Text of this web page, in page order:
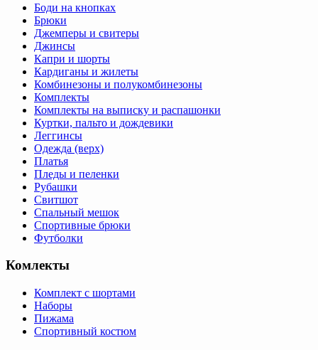
Боди на кнопках
Брюки
Джемперы и свитеры
Джинсы
Капри и шорты
Кардиганы и жилеты
Комбинезоны и полукомбинезоны
Комплекты
Комплекты на выписку и распашонки
Куртки, пальто и дождевики
Леггинсы
Одежда (верх)
Платья
Пледы и пеленки
Рубашки
Свитшот
Спальный мешок
Спортивные брюки
Футболки
Комлекты
Комплект с шортами
Наборы
Пижама
Спортивный костюм